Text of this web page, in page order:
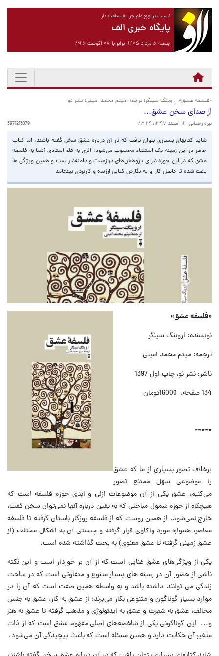
نیست بر لوح دلم جز الف قامت یار
پایگاه خبری الف
جمعه ۱۶ مرداد ۱۴۰۵ برابر با ۰۷ آگوست ۲۰۲۶
«فلسفه عشق»؛ اروینگ سینگر؛ ترجمه میثم محمد امینی؛ نشر نو
از صدای سخن عشق...
نیره رحمانی، ۱۲ اسفند ۱۳۹۷، ۲۳:۲۹ 3971213079
شاید کتابهای بسیاری بتوان یافت که در آن درباره عشق سخن گفته باشند، اما کتاب
حاضر در این زمینه یک استثناء محسوب می‌شود؛ اثری به قلم استادی آشنا به فلسفه
عشق که در این حوزه دارای پژوهش‌های درازمدت و دامنه‌دار است و همین ویژگی ها
باعث شده تا حاصل کار او به نگارش کتابی ارزنده و کاربردی بینجامد
«فلسفه عشق»
نویسنده: اروینگ سینگر
ترجمه: میثم محمد امینی
ناشر: نشر نو، چاپ اول 1397
134 صفحه، 16000تومان
*****
برخلاف تصور بسیاری از ما که عشق
را موضوعی سهل ممتنع تصور
می‌کنیم، عشق یکی از آن موضوعات ازلی و ابدی حوزه فلسفه است که
هیچگاه از حوزه شمول مباحثی که به یقین درباره آنها نمی‌توان سخن گفت،
خارج نمی‌شود. از همین روست که از فلسفه روزگار باستان گرفته تا فلسفه
معاصر، همواره مورد واکاوی قرار گرفته و چیستی آن به اشکال مختلف (از
عشق زمینی گرفته تا عشق معنوی) به بحث گذاشته شده است.
یکی از ویژگی‌های عشق غنایی است که از آن بر خوردار است و این نکته
ناشی از حضور آن در زمینه های بسیار متنوع و متفاوتی است که در ساحت
زندگی می توانند داشته باشد و به واسطه همین صفت است که آن را در
موارد بسیار گوناگون و متنوعی بکار می‌برند؛ از عشق به کار، عشق به جنس
مخالف، عشق به شهرت و عشق به ایدئولوژی و مذهب گرفته تا عشق به هنر
و... این گونا‌گونی یکی از شاخصه‌های اصلی مفهوم عشق است که از ذات
متغیر آن حکایت دارد و همین مسئله است که باعث پیچیدگی آن می‌شود.